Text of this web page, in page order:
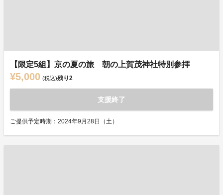
【限定5組】京の夏の旅 朝の上賀茂神社特別参拝
¥5,000 (税込)残り2
支援終了
ご提供予定時期：2024年9月28日（土）